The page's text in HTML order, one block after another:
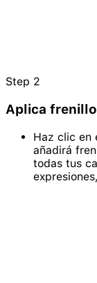
Step 2
Aplica
Haz clic en
añadirá
todas tus